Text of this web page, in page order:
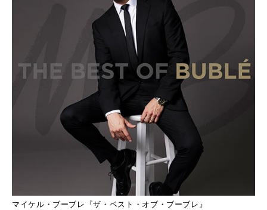
マイケル・ブーブレ『ザ・ベスト・オブ・ブーブレ』